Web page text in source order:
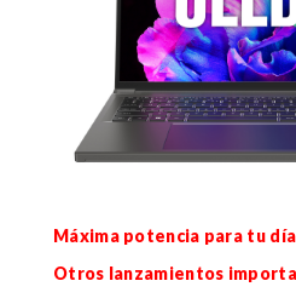
Máxima potencia para tu
Otros lanzamientos